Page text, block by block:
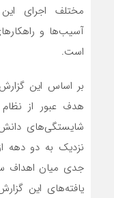
مختلف اجرای
آسیب‌ها و
است.
بر اساس این
هدف عبور از
شایستگی‌های
نزدیک به دو دهه
جدی میان اهداف
یافته‌های این